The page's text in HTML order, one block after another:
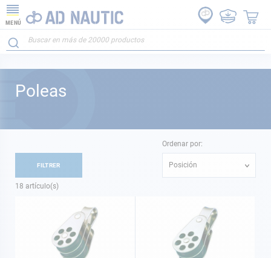
MENÚ
Poleas
18 artículo(s)
Ordenar por:
Posición
FILTRER